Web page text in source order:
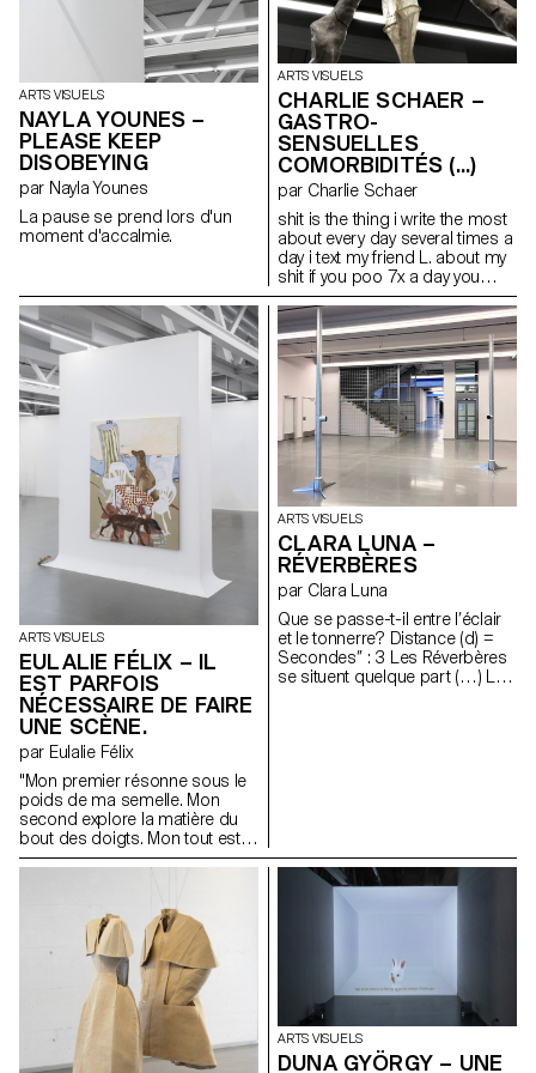
ARTS VISUELS
NAYLA YOUNES –
PLEASE KEEP
DISOBEYING
par Nayla Younes
La pause se prend lors d'un
moment d'accalmie.
ARTS VISUELS
CHARLIE SCHAER –
GASTRO-
SENSUELLES
COMORBIDITÉS (...)
par Charlie Schaer
shit is the thing i write the most
about every day several times a
day i text my friend L. about my
shit if you poo 7x a day you
have to share it love & shit
mariage & inflammation
infection & affection my gastro-
sensual form of life is all that i
have like a lovebug (…) Cette
sculpture est accompagnée
d’un long poème comprenant
des extraits de « Life Without Air
» de Daisy Lafarge, « But Did
You Die ? » de Precious
Okoyomon, « Ariel » de Sylvia
Plath et « Dawn » d’Octavia
Butler. La pièce a été inspirée
par la forme de cloche de « The
Bell Jar »(S. Plath) et les effets
de dépression par aspiration
permettant des avortements «
diy ». Elle est composée de
céramique mouillée de
testostérone, aluminium,
préservatifs, digues dentaires,
ARTS VISUELS
EULALIE FÉLIX – IL
EST PARFOIS
NÉCESSAIRE DE FAIRE
UNE SCÈNE.
par Eulalie Félix
"Mon premier résonne sous le
poids de ma semelle. Mon
second explore la matière du
bout des doigts. Mon tout est
modeste et nourricière,
ARTS VISUELS
CLARA LUNA –
RÉVERBÈRES
par Clara Luna
Que se passe-t-il entre l’éclair
et le tonnerre? Distance (d) =
Secondes’’ : 3 Les Réverbères
se situent quelque part (…) La
ARTS VISUELS
DUNA GYÖRGY – UNE